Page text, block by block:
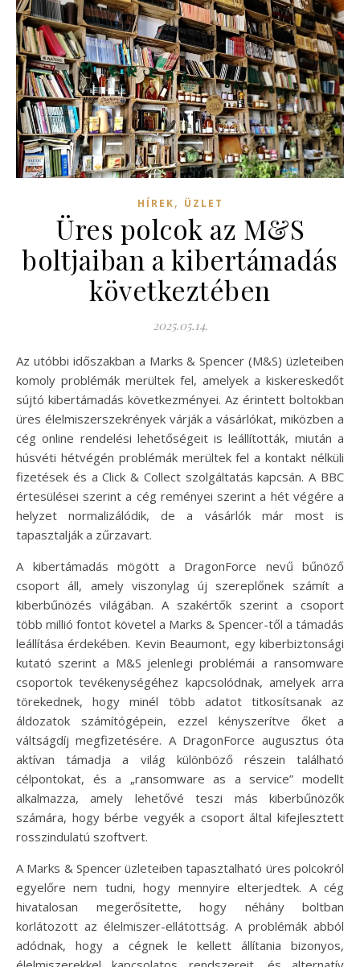
HÍREK, ÜZLET
Üres polcok az M&S
boltjaiban a kibertámadás
következtében
2025.05.14.
Az utóbbi időszakban a Marks & Spencer (M&S) üzleteiben
komoly problémák merültek fel, amelyek a kiskereskedőt
sújtó kibertámadás következményei. Az érintett boltokban
üres élelmiszerszekrények várják a vásárlókat, miközben a
cég online rendelési lehetőségeit is leállították, miután a
húsvéti hétvégén problémák merültek fel a kontakt nélküli
fizetések és a Click & Collect szolgáltatás kapcsán. A BBC
értesülései szerint a cég reményei szerint a hét végére a
helyzet normalizálódik, de a vásárlók már most is
tapasztalják a zűrzavart.
A kibertámadás mögött a DragonForce nevű bűnöző
csoport áll, amely viszonylag új szereplőnek számít a
kiberbűnözés világában. A szakértők szerint a csoport
több millió fontot követel a Marks & Spencer-től a támadás
leállítása érdekében. Kevin Beaumont, egy kiberbiztonsági
kutató szerint a M&S jelenlegi problémái a ransomware
csoportok tevékenységéhez kapcsolódnak, amelyek arra
törekednek, hogy minél több adatot titkosítsanak az
áldozatok számítógépein, ezzel kényszerítve őket a
váltságdíj megfizetésére. A DragonForce augusztus óta
aktívan támadja a világ különböző részein található
célpontokat, és a „ransomware as a service” modellt
alkalmazza, amely lehetővé teszi más kiberbűnözők
számára, hogy bérbe vegyék a csoport által kifejlesztett
rosszindulatú szoftvert.
A Marks & Spencer üzleteiben tapasztalható üres polcokról
egyelőre nem tudni, hogy mennyire elterjedtek. A cég
hivatalosan megerősítette, hogy néhány boltban
korlátozott az élelmiszer-ellátottság. A problémák abból
adódnak, hogy a cégnek le kellett állítania bizonyos,